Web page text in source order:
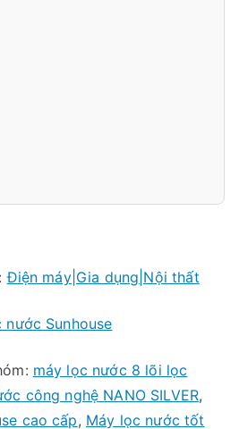
Điện máy|Gia dụng|Nội thất
nước Sunhouse
máy lọc nước 8 lõi lọc
công nghệ NANO SILVER,
cao cấp, Máy lọc nước tốt